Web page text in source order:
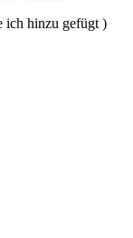
ich hinzu gefügt )